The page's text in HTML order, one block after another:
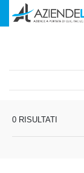
0 RISULTATI